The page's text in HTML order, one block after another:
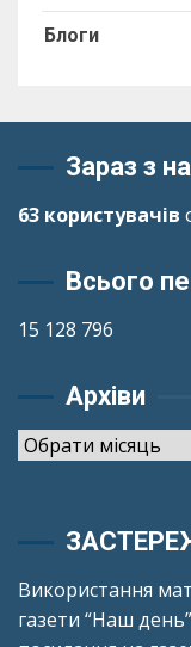
Блоги
Зараз з
63 користувачів
Всього
15 128 796
Архіви
Архіви
Використання
газети “Наш